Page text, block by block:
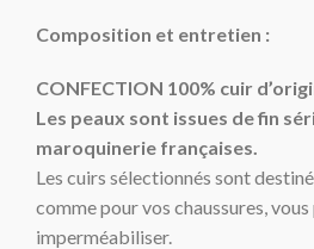
Composition et entretien :
CONFECTION 100% cuir
Les peaux sont issues de fin
maroquinerie françaises.
Les cuirs sélectionnés sont
comme pour vos chaussures,
imperméabiliser.